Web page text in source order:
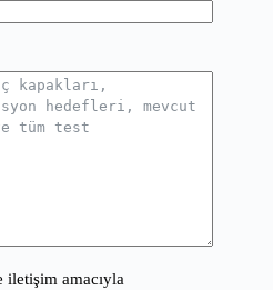
amacıyla